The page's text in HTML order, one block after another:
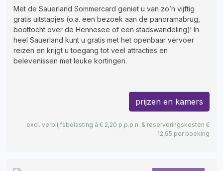
Met de Sauerland Sommercard geniet u van zo’n vijftig
gratis uitstapjes (o.a. een bezoek aan de panoramabrug,
boottocht over de Hennesee of een stadswandeling)! In
heel Sauerland kunt u gratis met het openbaar vervoer
reizen en krijgt u toegang tot veel attracties en
belevenissen met leuke kortingen.
prijzen en kamers
excl. verblijfsbelasting à € 2,20 p.p.p.n. & reserveringskosten €
12,95 per boeking